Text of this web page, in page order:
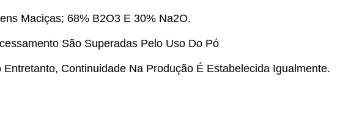
Maciças; 68% B2O3 E 30% Na2O.
São Superadas Pelo Uso Do Pó
Continuidade Na Produção É Estabelecida Igualmente.